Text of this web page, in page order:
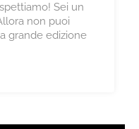
Sei un
non puoi
grande edizione